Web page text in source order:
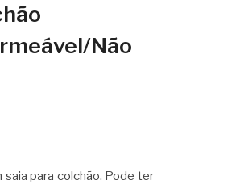
Não
para colchão. Pode ter